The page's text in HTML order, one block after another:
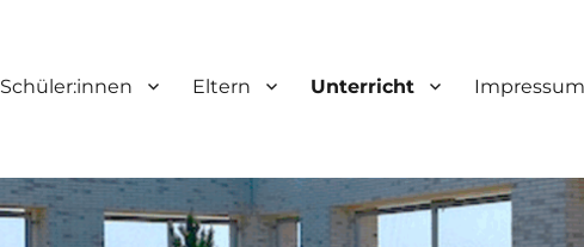
Schüler:innen Eltern Unterricht